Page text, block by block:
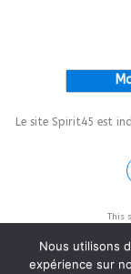
Le site Spirit45 est
This
Nous utilisons
expérience sur